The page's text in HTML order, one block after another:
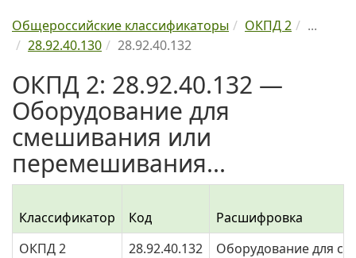
Общероссийские классификаторы ОКПД 2
...
28.92.40.130
28.92.40.132
ОКПД 2: 28.92.40.132 —
Оборудование для
смешивания или
перемешивания...
Классификатор Код
Расшифровка
ОКПД 2
28.92.40.132 Оборудование для